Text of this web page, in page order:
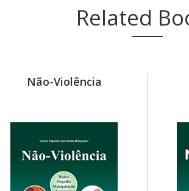
Related
Não-Violência